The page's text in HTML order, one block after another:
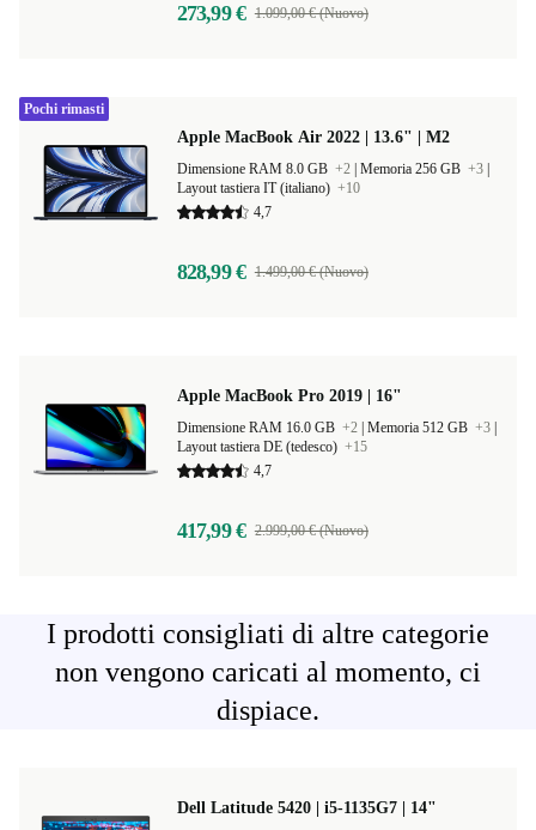
273,99 € 1.099,00 € (Nuovo)
Apple MacBook Air 2022 | 13.6" | M2
Dimensione RAM 8.0 GB +2 Memoria 256 GB +3
Layout tastiera IT (italiano) +10
4,7
828,99 € 1.499,00 € (Nuovo)
Pochi rimasti
Apple MacBook Pro 2019 | 16"
Dimensione RAM 16.0 GB +2 Memoria 512 GB +3
Layout tastiera DE (tedesco) +15
4,7
417,99 € 2.999,00 € (Nuovo)
I prodotti consigliati di altre categorie
non vengono caricati al momento, ci
dispiace.
Dell Latitude 5420 | i5-1135G7 | 14"